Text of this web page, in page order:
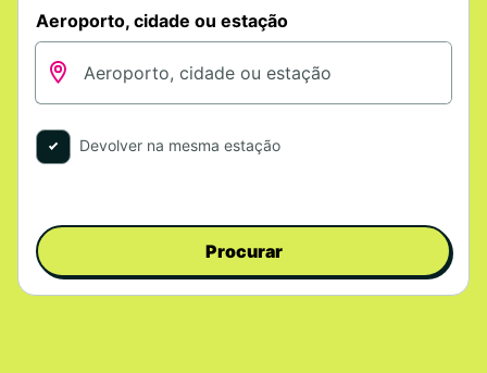
Aeroporto, cidade ou estação
Devolver na mesma estação
Procurar